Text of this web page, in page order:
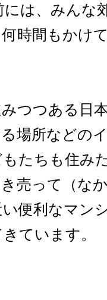
は、みんな
時間もかけ
つつある日
場所などの
たちも住み
売って（な
便利なマン
ています。